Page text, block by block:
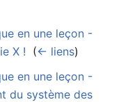
en une leçon -
X ! (← liens)
en une leçon -
du système des